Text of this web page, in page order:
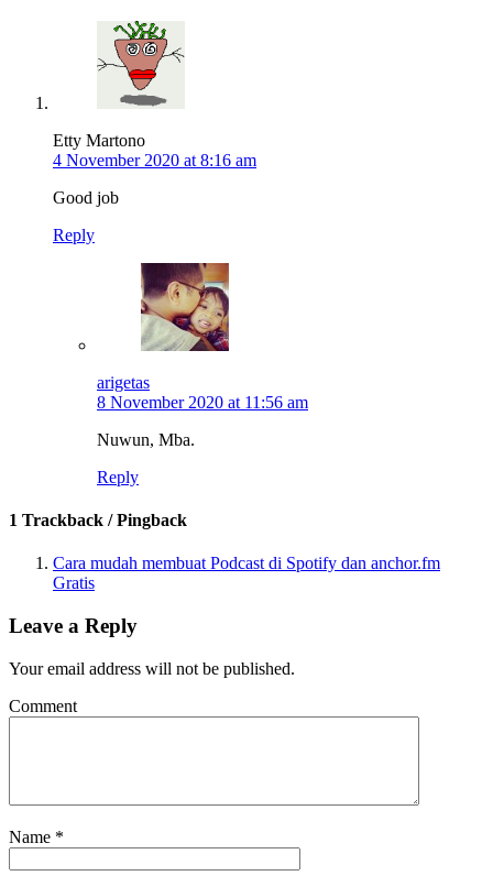
Etty Martono
4 November 2020 at 8:16 am
Good job
Reply
arigetas
8 November 2020 at 11:56 am
Nuwun, Mba.
Reply
1 Trackback / Pingback
Cara mudah membuat Podcast di Spotify dan anchor.fm
Gratis
Leave a Reply
Your email address will not be published.
Comment
Name *